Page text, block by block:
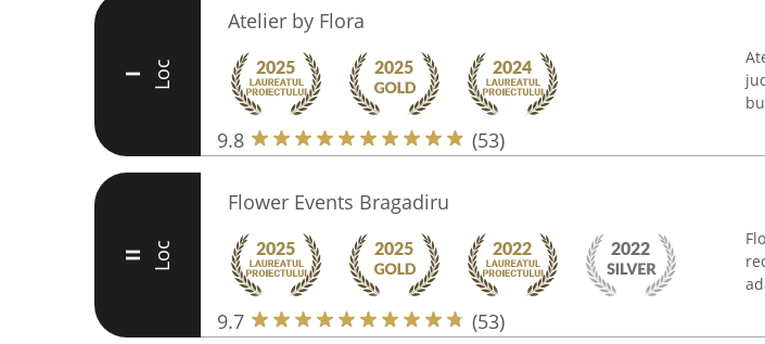
I Loc
Atelier by Flora
9.8 (53)
II Loc
Flower Events Bragadiru
9.7 (53)